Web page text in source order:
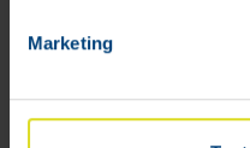
Marketing
Chaque capsule
propolis, 100 mg